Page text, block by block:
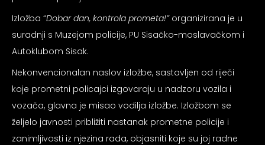
Izložba “Dobar dan, kontrola prometa!”organizirana je u
suradnji s Muzejom policije, PU Sisačko-moslavačkom i
Autoklubom Sisak.
Nekonvencionalan naslov izložbe, sastavljen od riječi
koje prometni policajci izgovaraju u nadzoru vozila i
vozača, glavna je misao vodilja izložbe. Izložbom se
željelo javnosti približiti nastanak prometne policije i
zanimljivosti iz njezina rada, objasniti koje su joj radne